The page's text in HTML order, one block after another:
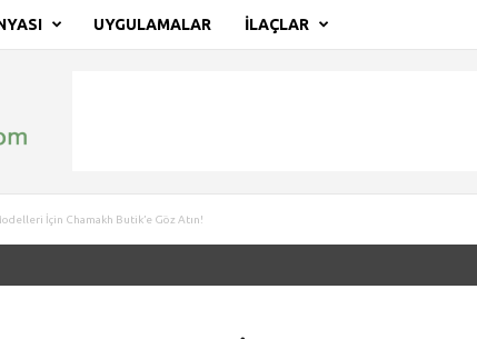
UYGULAMALAR İLAÇLAR
İçin Chamakh Butik’e Göz Atın!